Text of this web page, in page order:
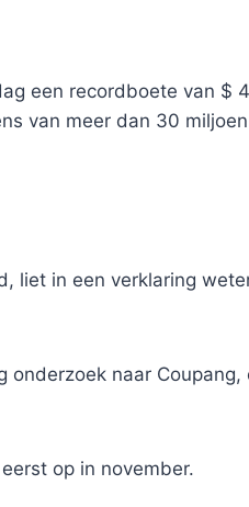
een recordboete van $
van meer dan 30
liet in een verklaring
naar Coupang,
op in november.